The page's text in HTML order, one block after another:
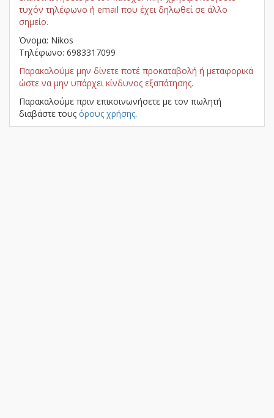
τυχόν τηλέφωνο ή email που έχει δηλωθεί σε άλλο
σημείο.
Όνομα: Nikos
Τηλέφωνο: 6983317099
Παρακαλούμε μην δίνετε ποτέ προκαταβολή ή μεταφορικά
ώστε να μην υπάρχει κίνδυνος εξαπάτησης.
Παρακαλούμε πριν επικοινωνήσετε με τον πωλητή
διαβάστε τους όρους χρήσης.